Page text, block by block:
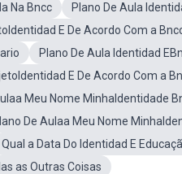
Na Bncc
Plano De Aula
E De Acordo Com a
Plano De Aula Identidad
E De Acordo Com a
Meu Nome MinhaIdentidade
De Aulaa Meu Nome
Qual a Data Do Identidad E
as Outras Coisas